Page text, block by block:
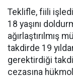
Teklifle, fiili
18 yaşını
ağırlaştırılmış
takdirde 19
gerektirdiği
cezasına